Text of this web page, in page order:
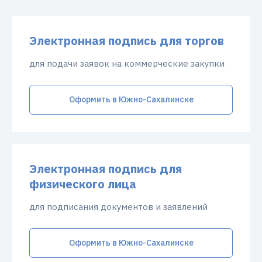
Электронная подпись для торгов
для подачи заявок на коммерческие закупки
Оформить в Южно-Сахалинске
Электронная подпись для
физического лица
для подписания документов и заявлений
Оформить в Южно-Сахалинске